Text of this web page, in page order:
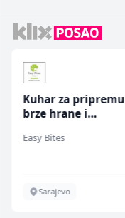
Kuhar za pripremu
brze hrane i
ž)
Easy Bites
Sarajevo